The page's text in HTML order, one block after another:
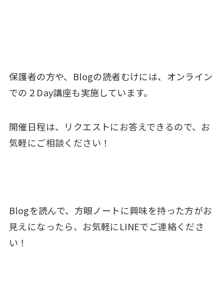
保護者の方や、Blogの読者むけには、オンライン
での２Day講座も実施しています。
開催日程は、リクエストにお答えできるので、お
気軽にご相談ください！
Blogを読んで、方眼ノートに興味を持った方がお
見えになったら、お気軽にLINEでご連絡くださ
い！